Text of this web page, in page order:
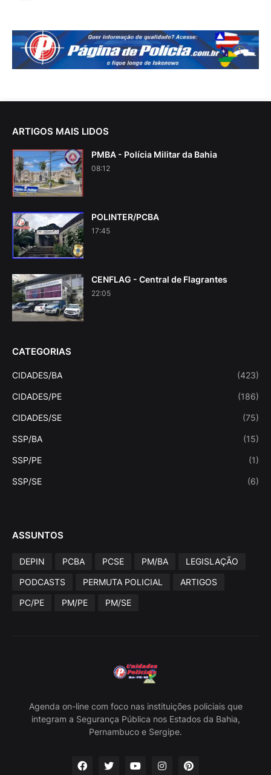
ARTIGOS MAIS LIDOS
PMBA - Polícia Militar da Bahia
08:12
POLINTER/PCBA
17:45
CENFLAG - Central de Flagrantes
22:05
CATEGORIAS
CIDADES/BA (423)
CIDADES/PE (186)
CIDADES/SE (75)
SSP/BA (15)
SSP/PE (1)
SSP/SE (6)
ASSUNTOS
DEPIN PCBA PCSE PM/BA
LEGISLAÇÃO
PODCASTS
PERMUTA POLICIAL
ARTIGOS
PC/PE
PM/PE PM/SE
Agenda on-line com foco nas instituições policiais que
integram a Segurança Pública nos Estados da Bahia,
Pernambuco e Sergipe.